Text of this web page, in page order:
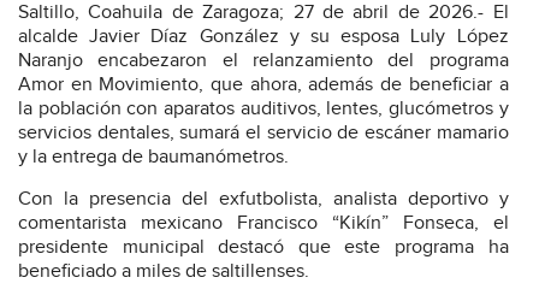
Saltillo, Coahuila de Zaragoza; 27 de abril de 2026.- El
alcalde Javier Díaz González y su esposa Luly López
Naranjo encabezaron el relanzamiento del programa
Amor en Movimiento, que ahora, además de beneficiar a
la población con aparatos auditivos, lentes, glucómetros y
servicios dentales, sumará el servicio de escáner mamario
y la entrega de baumanómetros.
Con la presencia del exfutbolista, analista deportivo y
comentarista mexicano Francisco “Kikín” Fonseca, el
presidente municipal destacó que este programa ha
beneficiado a miles de saltillenses.